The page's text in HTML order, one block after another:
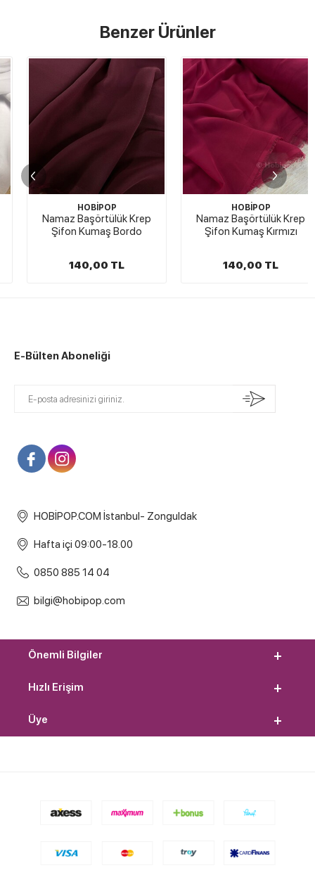
Benzer Ürünler
HOBİPOP
Namaz Başörtülük Krep
Şifon Kumaş Bordo
140,00 TL
HOBİPOP
Namaz Başörtülük Krep
Şifon Kumaş Kırmızı
140,00 TL
E-Bülten Aboneliği
HOBİPOP.COM İstanbul- Zonguldak
Hafta içi 09:00-18.00
0850 885 14 04
bilgi@hobipop.com
Önemli Bilgiler
Hızlı Erişim
Üye